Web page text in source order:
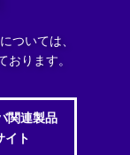
ついては、
ります。
関連製品
ト